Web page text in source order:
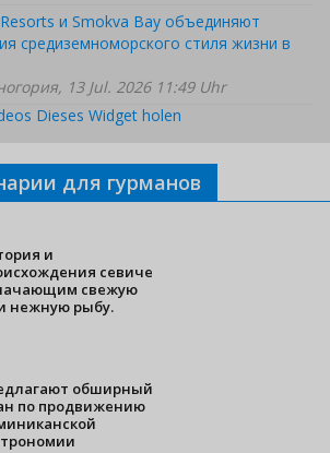
и Smokva Bay объединяют
средиземноморского стиля жизни в
13 Jul. 2026 11:49 Uhr
Dieses Widget holen
для гурманов
и
севиче
свежую
нежную рыбу.
обширный
по продвижению